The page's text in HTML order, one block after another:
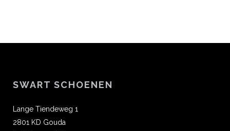
SWART SCHOENEN
Lange Tiendeweg 1
2801 KD Gouda